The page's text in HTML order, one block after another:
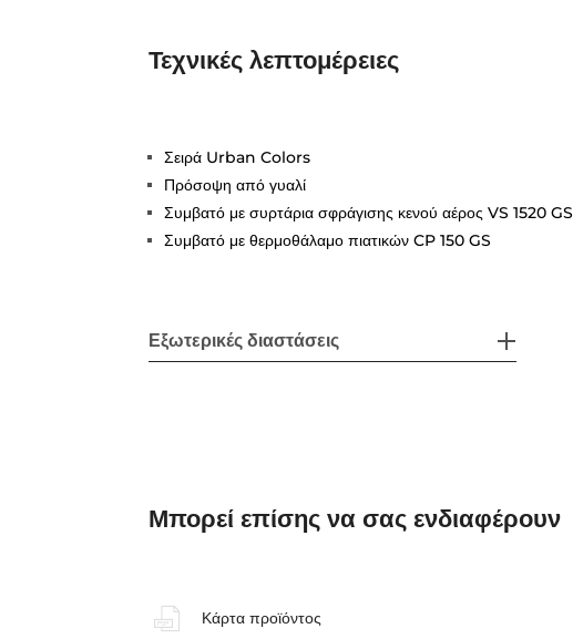
Τεχνικές λεπτομέρειες
Σειρά Urban Colors
Πρόσοψη από γυαλί
Συμβατό με συρτάρια σφράγισης κενού αέρος VS 1520 GS
Συμβατό με θερμοθάλαμο πιατικών CP 150 GS
Εξωτερικές διαστάσεις
Μπορεί επίσης να σας ενδιαφέρουν
Κάρτα προϊόντος